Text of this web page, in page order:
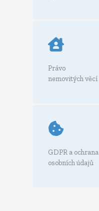
Právo
nemovitých věcí
GDPR a ochrana
osobních údajů